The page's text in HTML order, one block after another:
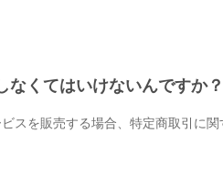
なくてはいけないんですか？
スを販売する場合、特定商取引に